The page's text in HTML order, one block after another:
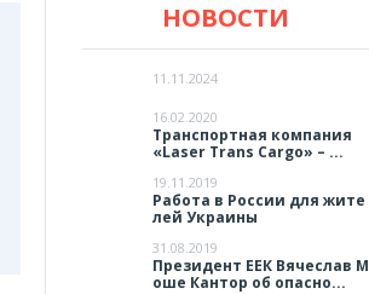
НОВОСТИ
11.11.2024
16.02.2020
Транспортная компания
«Laser Trans Cargo» – ...
19.11.2019
Работа в России для жите
лей Украины
31.08.2019
Президент ЕЕК Вячеслав М
оше Кантор об опасно...